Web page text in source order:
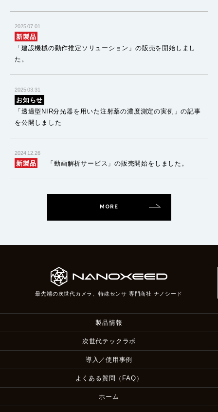
2025.07.01
新製品
「建設機械の動作推定ソリューション」の販売を開始しまし
た。
2025.03.31
お知らせ
「透過型NIR分光器を用いた注射薬の濃度測定の実例」の記事
を公開しました
2024.12.26
新製品 「動画解析サービス」の販売開始をしました。
MORE
最先端の次世代カメラ、特殊センサ 専門商社 ナノシード
製品情報
次世代テックラボ
導入／使用事例
よくある質問（FAQ）
ホーム